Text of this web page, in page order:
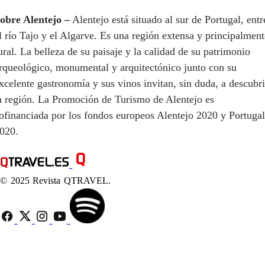
Alentejo –Alentejo está situado al sur de Portugal,
río Tajo y el Algarve. Es una región extensa y
La belleza de su paisaje y la calidad de su patrimonio
monumental y arquitectónico junto con su
gastronomía y sus vinos invitan, sin duda, a
región. La Promoción de Turismo de Alentejo es
por los fondos europeos Alentejo 2020 y Portugal
© 2025 Revista QTRAVEL.